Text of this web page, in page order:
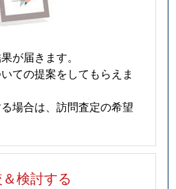
が届きます。
ての提案をしてもらえま
場合は、訪問査定の希望
検討する